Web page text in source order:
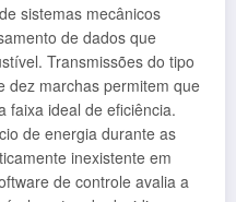
sistemas mecânicos
de dados que
Transmissões do tipo
dez marchas permitem que
faixa ideal de eficiência.
de energia durante as
inexistente em
de controle avalia a